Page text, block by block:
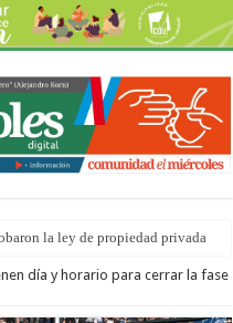
la agenda ¿A dónde ir? para este
día y horario para cerrar la fase